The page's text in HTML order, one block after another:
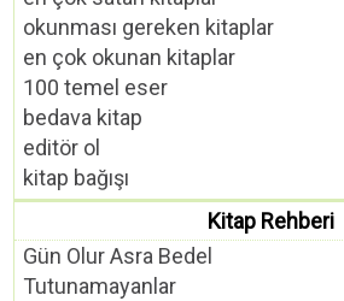
okunması gereken kitaplar
en çok okunan kitaplar
100 temel eser
bedava kitap
editör ol
kitap bağışı
Kitap Rehberi
Gün Olur Asra Bedel
Tutunamayanlar